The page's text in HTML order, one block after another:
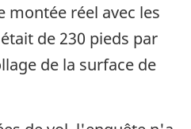
montée réel avec les
de 230 pieds par
de la surface de